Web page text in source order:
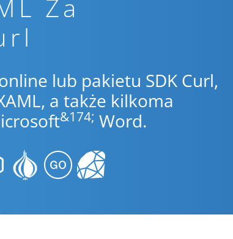
Za
lub pakietu SDK Curl,
a także kilkoma
&174; Word.